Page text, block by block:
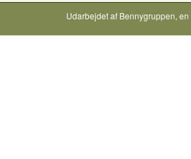
Udarbejdet af Bennygruppen,